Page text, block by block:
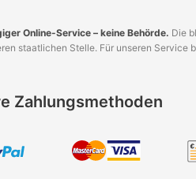
Online-Service – keine Behörde. Die
staatlichen Stelle. Für unseren
Zahlungsmethoden